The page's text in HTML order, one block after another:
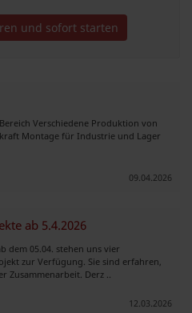
und sofort starten
Verschiedene Produktion von
Montage für Industrie und Lager
09.04.2026
ab 5.4.2026
dem 05.04. stehen uns vier
zur Verfügung. Sie sind erfahren,
Zusammenarbeit. Derz ..
12.03.2026